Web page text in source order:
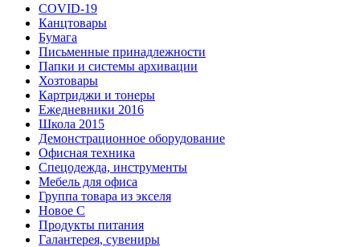
COVID-19
Канцтовары
Бумага
Письменные принадлежности
Папки и системы архивации
Хозтовары
Картриджи и тонеры
Ежедневники 2016
Школа 2015
Демонстрационное оборудование
Офисная техника
Спецодежда, инструменты
Мебель для офиса
Группа товара из экселя
Новое С
Продукты питания
Галантерея, сувениры